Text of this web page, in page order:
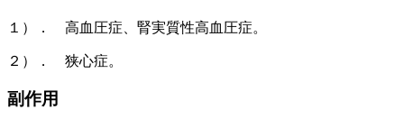
１）． 高血圧症、腎実質性高血圧症。
２）． 狭心症。
副作用